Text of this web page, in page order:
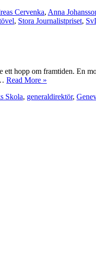
Cervenka, Anna
, Stora Journalistpriset,
ett hopp om framtiden. En
Read More »
Skola, generaldirektör,